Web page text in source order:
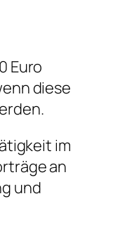
Euro
diese
im
an
und